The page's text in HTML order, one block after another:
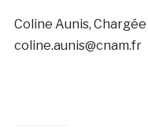
Coline Aunis,
coline.aunis@cnam.fr